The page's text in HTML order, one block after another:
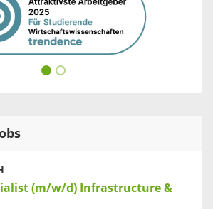
(m/w/d) Infrastructure &